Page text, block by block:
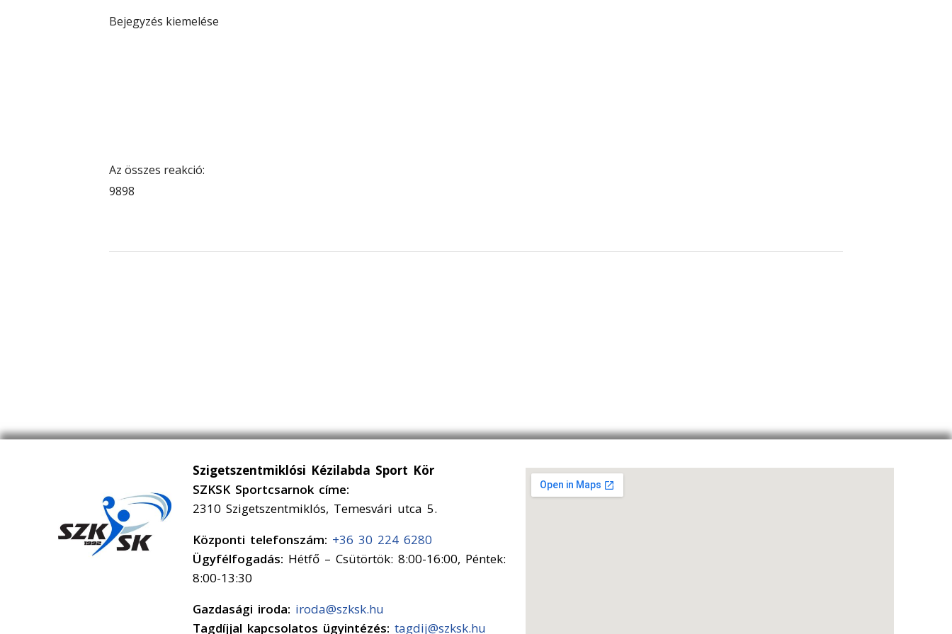
Bejegyzés kiemelése
Az összes reakció:
9898
Szigetszentmiklósi Kézilabda Sport Kör
SZKSK Sportcsarnok címe:
2310 Szigetszentmiklós, Temesvári utca 5.
Központi telefonszám: +36 30 224 6280
Ügyfélfogadás: Hétfő – Csütörtök: 8:00-16:00, Péntek:
8:00-13:30
Gazdasági iroda: iroda@szksk.hu
Tagdíjjal kapcsolatos ügyintézés: tagdij@szksk.hu